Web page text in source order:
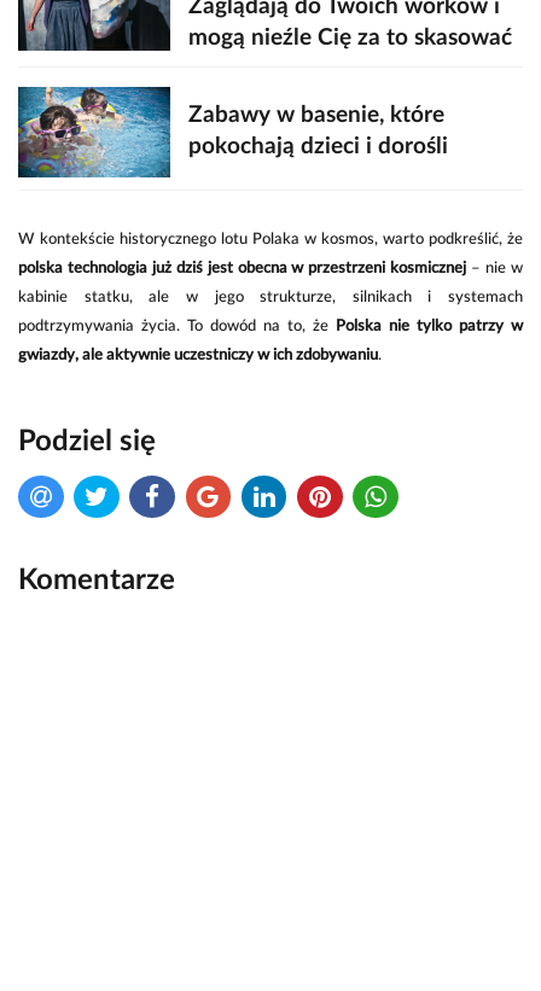
Zaglądają do Twoich worków i
mogą nieźle Cię za to skasować
Zabawy w basenie, które
pokochają dzieci i dorośli
W kontekście historycznego lotu Polaka w kosmos, warto podkreślić, że
polska technologia już dziś jest obecna w przestrzeni kosmicznej – nie w
kabinie statku, ale w jego strukturze, silnikach i systemach
podtrzymywania życia. To dowód na to, że Polska nie tylko patrzy w
gwiazdy, ale aktywnie uczestniczy w ich zdobywaniu.
Podziel się
Komentarze